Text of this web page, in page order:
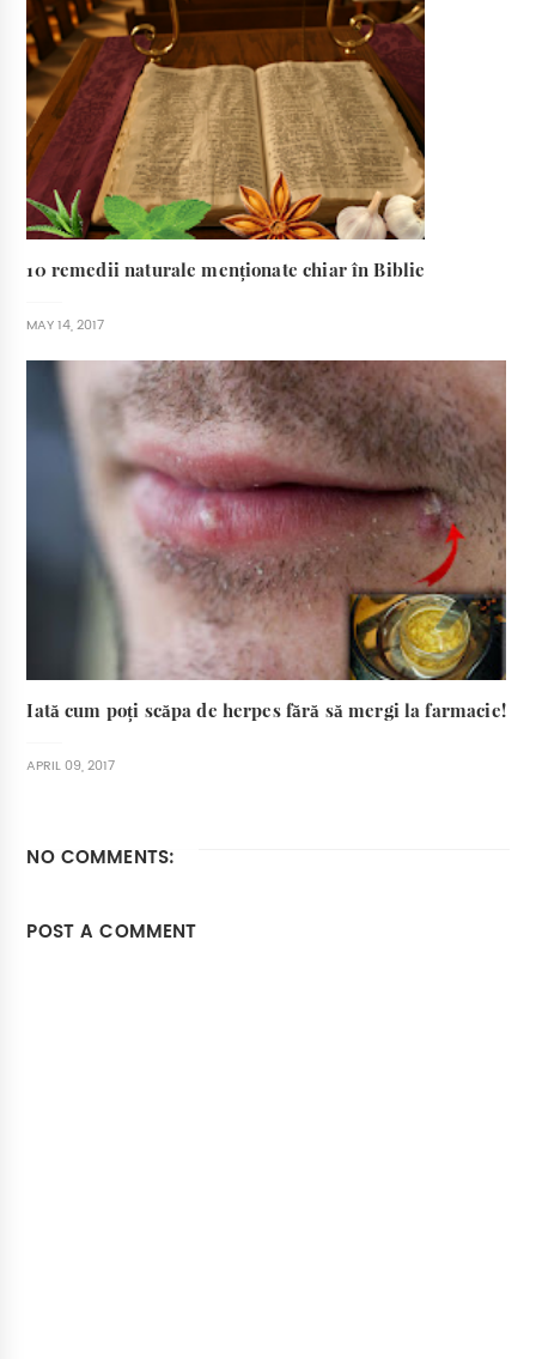
10 remedii naturale menționate chiar în Biblie
MAY 14, 2017
Iată cum poți scăpa de herpes fără să mergi la farmacie!
APRIL 09, 2017
NO COMMENTS:
POST A COMMENT